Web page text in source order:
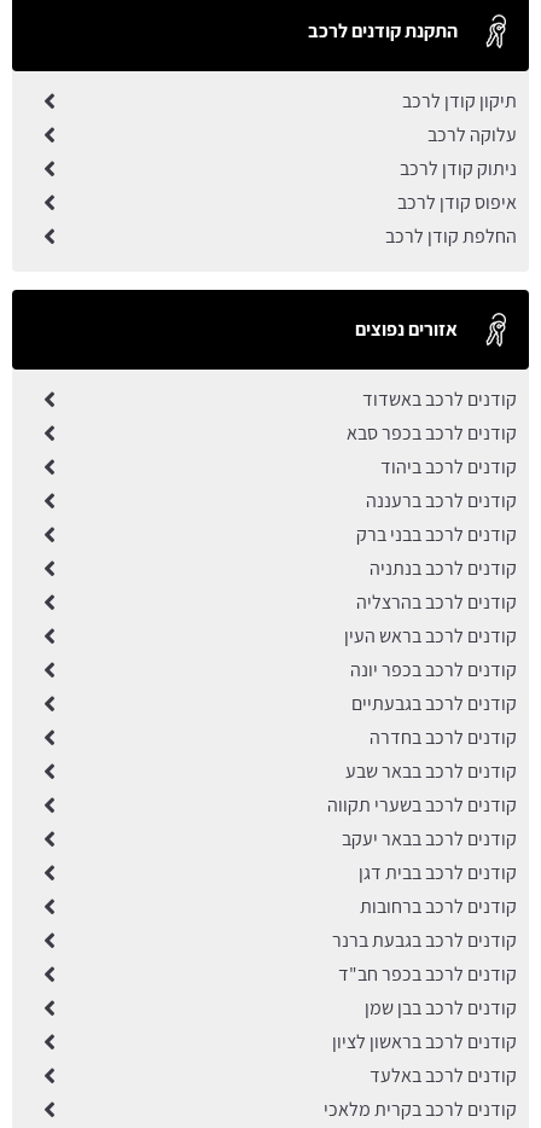
התקנת קודנים לרכב
תיקון קודן לרכב
עלוקה לרכב
ניתוק קודן לרכב
איפוס קודן לרכב
החלפת קודן לרכב
אזורים נפוצים
קודנים לרכב באשדוד
קודנים לרכב בכפר סבא
קודנים לרכב ביהוד
קודנים לרכב ברעננה
קודנים לרכב בבני ברק
קודנים לרכב בנתניה
קודנים לרכב בהרצליה
קודנים לרכב בראש העין
קודנים לרכב בכפר יונה
קודנים לרכב בגבעתיים
קודנים לרכב בחדרה
קודנים לרכב בבאר שבע
קודנים לרכב בשערי תקווה
קודנים לרכב בבאר יעקב
קודנים לרכב בבית דגן
קודנים לרכב ברחובות
קודנים לרכב בגבעת ברנר
קודנים לרכב בכפר חב"ד
קודנים לרכב בבן שמן
קודנים לרכב בראשון לציון
קודנים לרכב באלעד
קודנים לרכב בקרית מלאכי